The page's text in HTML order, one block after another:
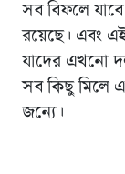
সব বিফলে
রয়েছে। এবং
যাদের এখনো
সব কিছু মিলে
জন্যে।